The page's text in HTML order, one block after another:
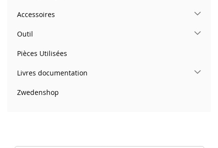
Accessoires
Outil
Pièces Utilisées
Livres documentation
Zwedenshop